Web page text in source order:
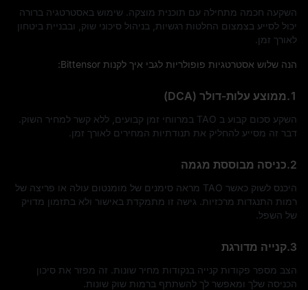
השקעה חכמה מתחילה עם תוכנית מוצקה. שימוש באסטרטגיה ברורה
יכול לסייע בצמצום החלטות רגשיות, בניהול סיכוני שוק, ובבניית ביטחון
לאורך זמן.
הנה שלוש אסטרטגיות פופולריות לגבי איך לקנות Bittensor:
1.ממוצע עלות-דולר (DCA)
השקע סכום קבוע ב TAO במרווחי זמן קבועים, ללא קשר למחיר השוק.
דבר זה מסייע להחליק את תנודתיות המחירים לאורך זמן.
2.כניסה מבוססת מגמה
היכנס לשוק כאשר TAO מראה סימנים של מומנטום עולה או פריצה של
רמות התנגדות מרכזיות. גישה זו מתמקדת באישור ולא בתזמון מדויק
של השפל.
3.קנייה מדורגת
הצב מספר פקודות קנייה בנקודות מחיר שונות. זה מפזר את סיכון
הכניסה שלך ומאפשר לך להשתתף ברמות שוק שונות.